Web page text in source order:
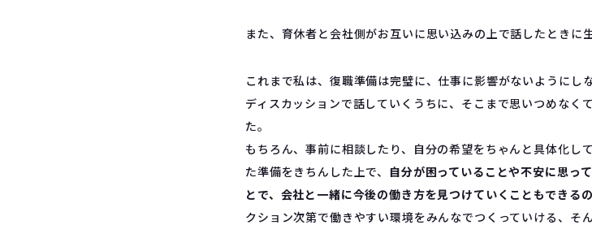
また、育休者と会社側がお互いに思い込みの上で話したときに
これまで私は、復職準備は完璧に、仕事に影響がないようにし
ディスカッションで話していくうちに、そこまで思いつめなく
た。
もちろん、事前に相談したり、自分の希望をちゃんと具体化し
た準備をきちんした上で、 自分が困っていることや不安に思っ
とで、会社と一緒に今後の働き方を見つけていくこともできる
クション次第で働きやすい環境をみんなでつくっていける、そ